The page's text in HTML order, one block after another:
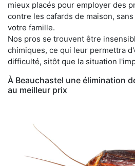
mieux placés pour employer des
contre les cafards de maison,
votre famille.
Nos pros se trouvent être
chimiques, ce qui leur permettra
difficulté, sitôt que la situation
À Beauchastel une élimination
au meilleur prix